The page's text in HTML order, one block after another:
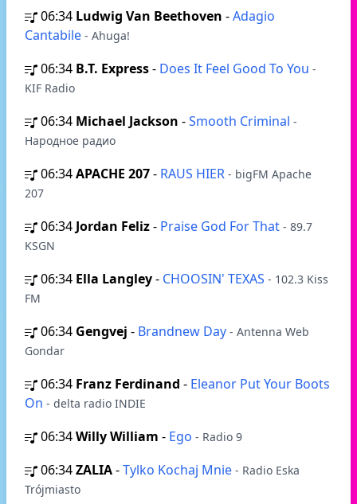
06:34 Ludwig Van Beethoven -Adagio
Cantabile - Ahuga!
06:34 B.T. Express- Does It Feel Good To You -
KIF Radio
06:34 Michael Jackson -Smooth Criminal -
Народное радио
06:34APACHE 207- RAUS HIER - bigFM Apache
207
06:34 Jordan Feliz- Praise God For That - 89.7
KSGN
06:34 Ella Langley- CHOOSIN' TEXAS - 102.3 Kiss
FM
06:34 Gengvej - Brandnew Day - Antenna Web
Gondar
06:34 Franz Ferdinand - Eleanor Put Your Boots
On - delta radio INDIE
06:34Willy William - Ego - Radio 9
06:34ZALIA-Tylko Kochaj Mnie - Radio Eska
Trójmiasto